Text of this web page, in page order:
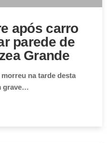
após carro
parede de
Grande
na tarde desta
grave…